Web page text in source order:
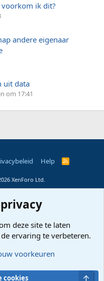
ik dit?
andere eigenaar
uit data
om 17:41
Help
R
XenForo Ltd.
deze site te laten
ervaring te verbeteren.
voorkeuren
cookies